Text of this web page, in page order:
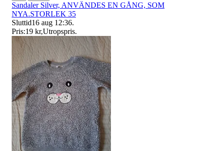
Sandaler Silver, ANVÄNDES EN GÅNG, SOM
NYA.STORLEK 35
Sluttid16 aug 12:36.
Pris:19 kr,Utropspris.